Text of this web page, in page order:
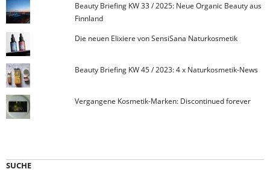
Beauty Briefing KW 33 / 2025: Neue Organic Beauty aus
Finnland
Die neuen Elixiere von SensiSana Naturkosmetik
Beauty Briefing KW 45 / 2023: 4 x Naturkosmetik-News
Vergangene Kosmetik-Marken: Discontinued forever
SUCHE